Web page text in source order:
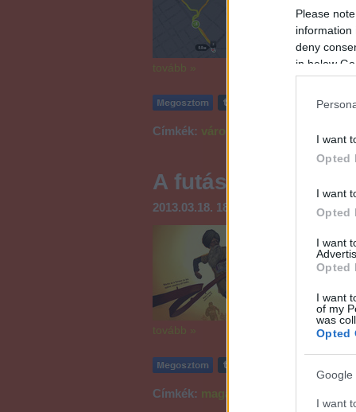
Please
information
deny
in below
I want
Opted
I want
Opted
I want
Opted
I want
of my
was
Opted
Google
I want
nincsenek autók
tovább »
Címkék: város
A futás
2013.03.18. 18:01
érezzük, itt a
mindig világosban
ugyanakkor
tovább »
Címkék: magazin